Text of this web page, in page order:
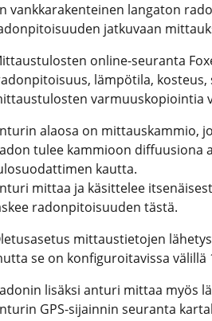
vankkarakenteinen langaton
jatkuvaan
online-seuranta
lämpötila, kosteus,
varmuuskopiointia
alaosa on mittauskammio,
tulee kammioon diffuusiona
kautta.
mittaa ja käsittelee
radonpitoisuuden tästä.
mittaustietojen
se on konfiguroitavissa välillä
lisäksi anturi mittaa myös
GPS-sijainnin seuranta